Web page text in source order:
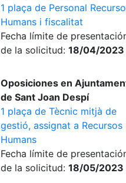
1 plaça de Personal
Humans i fiscalitat
Fecha límite de
de la solicitud: 18/04/2023
Oposiciones en
de Sant Joan Despí
1 plaça de Tècnic mitjà de
gestió, assignat a Recursos
Humans
Fecha límite de
de la solicitud: 18/05/2023